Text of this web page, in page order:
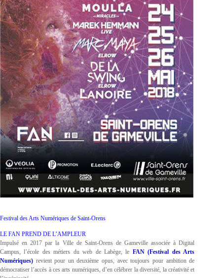
Festival des Arts Numériques de Saint-Orens
LE FAN PREND DE L’AMPLEUR
Impulsé en 2017 par la Ville de Saint-Orens de Gameville associée à Digital
Campus, l’école des métiers du web de Labège, le FAN (Festival des Arts
Numériques) revient pour un deuxième opus, avec toujours pour ambition de
démocratiser l’accès à ces arts numériques, d’en célébrer la diversité, la créativité et